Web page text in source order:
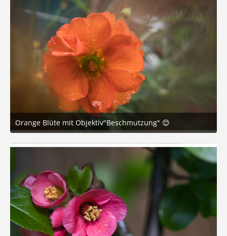
Orange Blüte mit Objektiv"Beschmutzung" 😊
14. Juni 2026 um 13:44
4